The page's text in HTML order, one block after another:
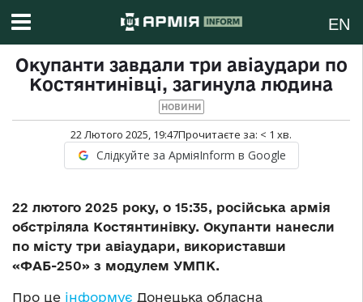
EN
Окупанти завдали три авіаудари по
Костянтинівці, загинула людина
НОВИНИ
22 Лютого 2025, 19:47Прочитаєте за: < 1 хв.
Слідкуйте за АрміяInform в Google
22 лютого 2025 року, о 15:35, російська армія
обстріляла Костянтинівку. Окупанти нанесли
по місту три авіаудари, використавши
«ФАБ-250» з модулем УМПК.
Про це інформує Донецька обласна